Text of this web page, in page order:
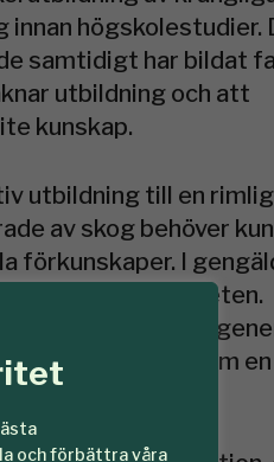
och förbättra våra
högskolestudier.
samtidigt har bildat
utbildning och att
kunskap.
utbildning till en
av skog behöver
förkunskaper. I
som direkt kan
att få fram